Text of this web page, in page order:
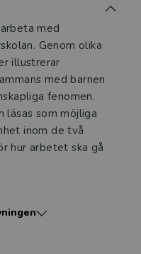
med
Genom olika
illustrerar
med barnen
fenomen.
läsas som möjliga
inom de två
hur arbetet ska gå
löper som en röd